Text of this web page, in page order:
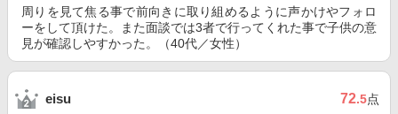
周りを見て焦る事で前向きに取り組めるように声かけやフォロ
ーをして頂けた。また面談では3者で行ってくれた事で子供の意
見が確認しやすかった。（40代／女性）
eisu 72.5点